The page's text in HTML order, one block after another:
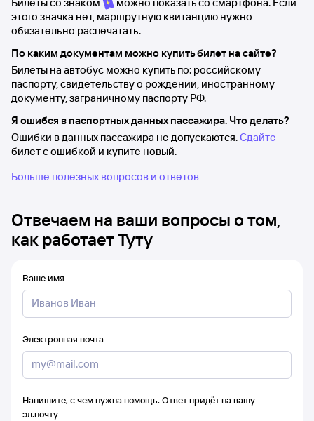
этого значка нет, маршрутную квитанцию нужно
обязательно распечатать.
По каким документам можно купить билет на сайте?
Билеты на автобус можно купить по: российскому
паспорту, свидетельству о рождении, иностранному
документу, заграничному паспорту РФ.
Я ошибся в паспортных данных пассажира. Что делать?
Ошибки в данных пассажира не допускаются.Сдайте
билет с ошибкой и купите новый.
Больше полезных вопросов и ответов
Отвечаем на ваши вопросы о том,
как работает Туту
Ваше имя
Электронная почта
Напишите, с чем нужна помощь. Ответ придёт на вашу
эл.почту